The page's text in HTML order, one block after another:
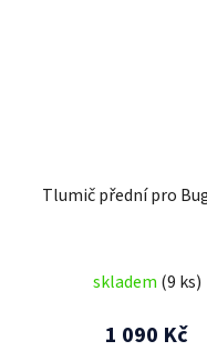
Tlumič přední pro
skladem (9 ks)
1 090 Kč